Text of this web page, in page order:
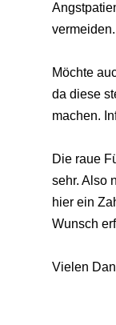
vermeiden.
Möchte
da diese
machen.
Die raue
sehr. Also
hier ein
Wunsch
Vielen